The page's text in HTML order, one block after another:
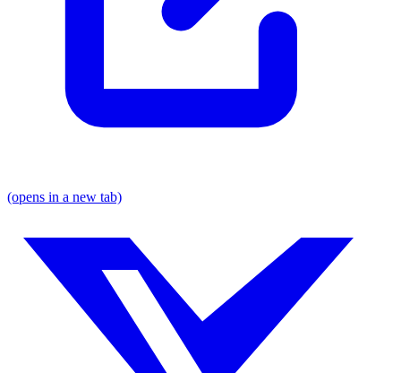
(opens in a new tab)